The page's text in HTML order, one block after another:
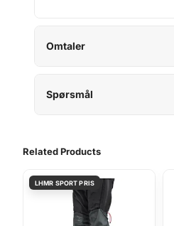
Omtaler
Spørsmål
Related Products